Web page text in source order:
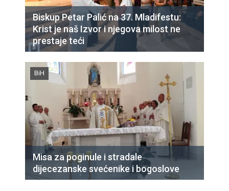
Biskup Petar Palić na 37. Mladifestu:
Krist je naš Izvor i njegova milost ne
prestaje teći
BiH
Misa za poginule i stradale
dijecezanske svećenike i bogoslove